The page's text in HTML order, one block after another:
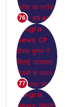
76
77